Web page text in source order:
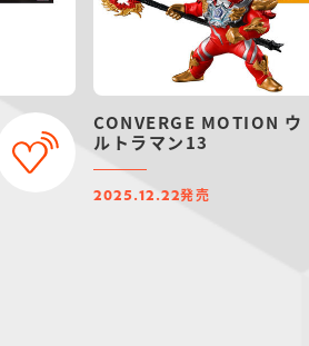
CONVERGE MOTION ウ
ルトラマン13
2025.12.22発売